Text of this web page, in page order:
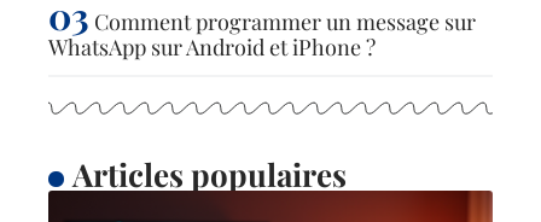
Comment programmer un message sur
WhatsApp sur Android et iPhone ?
Articles populaires